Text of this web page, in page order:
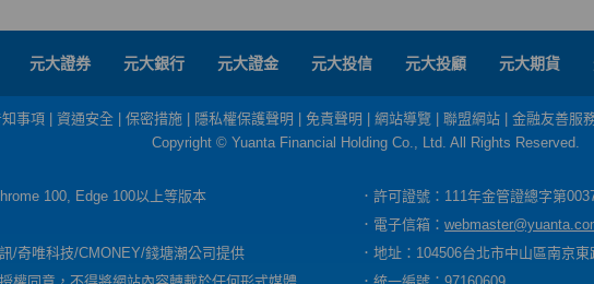
元大證券 元大銀行 元大證金 元大投信 元大投顧 元大期貨
事項 資通安全 保密措施 隱私權保護聲明 免責聲明 網站導覽 聯盟網站
金融友善服
Copyright © Yuanta Financial Holding Co., Ltd. All Rights Reserved.
100, Edge 100以上等版本
．許可證號：111年金管證總字第
．電子信箱：
/奇唯科技/CMONEY/錢塘潮公司提供
．地址：104506台北市中山區南京